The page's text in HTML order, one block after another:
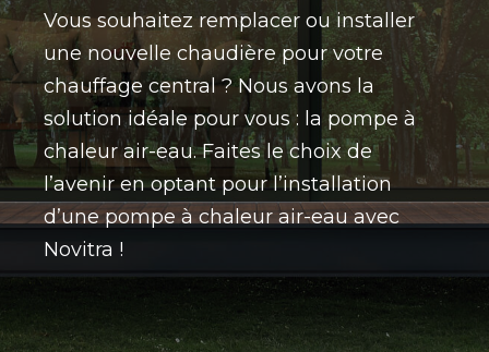
Vous souhaitez remplacer ou installer
une nouvelle chaudière pour votre
chauffage central ? Nous avons la
solution idéale pour vous : la pompe à
chaleur air-eau. Faites le choix de
l’avenir en optant pour l’installation
d’une pompe à chaleur air-eau avec
Novitra !